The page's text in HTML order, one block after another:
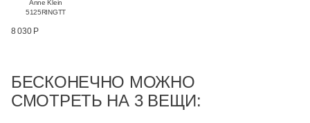
Anne Klein
5125RINGTT
8 030 Р
БЕСКОНЕЧНО МОЖНО
СМОТРЕТЬ НА 3 ВЕЩИ: